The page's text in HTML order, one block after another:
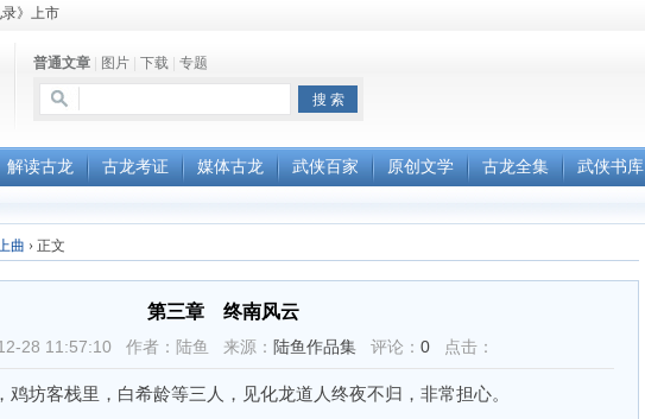
》上市
版已上市普通文章 图片 下载 专题
解读古龙 古龙考证 媒体古龙 武侠百家 原创文学 古龙全集 武侠书库
曲 › 正文
第三章 终南风云
28 11:57:10 作者：陆鱼 来源： 陆鱼作品集 评论： 0 点击：
客栈里，白希龄等三人，见化龙道人终夜不归，非常担心。